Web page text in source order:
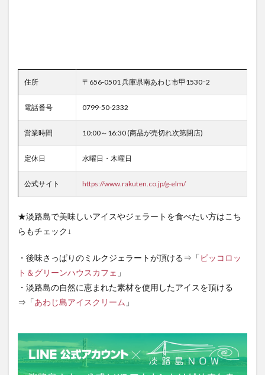
住所 〒656-0501 兵庫県南あわじ市甲1530ｰ2
電話番号 0799-50-2332
営業時間 10:00～16:30 (商品が売切れ次第閉店)
定休日 水曜日・木曜日
公式サイト https://www.rakuten.co.jp/g-elm/
★淡路島で美味しいアイスやジェラートを食べたい方はこち
らもチェック↓
・後味さっぱりのミルクジェラートが頂ける⇒「ピッコロッ
ト＆グリーンハウスカフェ 」
・淡路島の自然に恵まれた素材を使用したアイスを頂ける
⇒「あわじ島アイスクリーム 」